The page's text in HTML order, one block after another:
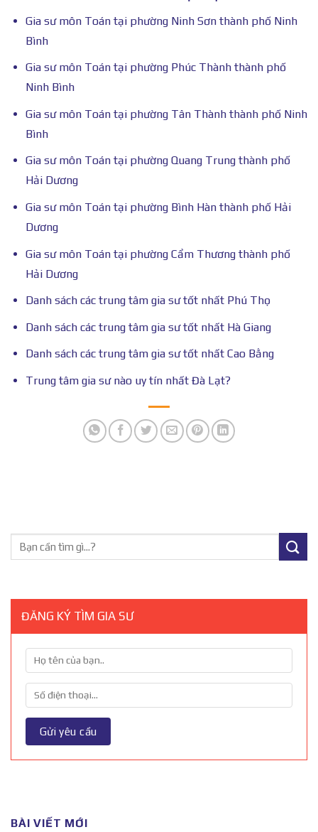
Gia sư môn Toán tại phường Ninh Sơn thành phố Ninh
Bình
Gia sư môn Toán tại phường Phúc Thành thành phố
Ninh Bình
Gia sư môn Toán tại phường Tân Thành thành phố Ninh
Bình
Gia sư môn Toán tại phường Quang Trung thành phố
Hải Dương
Gia sư môn Toán tại phường Bình Hàn thành phố Hải
Dương
Gia sư môn Toán tại phường Cẩm Thương thành phố
Hải Dương
Danh sách các trung tâm gia sư tốt nhất Phú Thọ
Danh sách các trung tâm gia sư tốt nhất Hà Giang
Danh sách các trung tâm gia sư tốt nhất Cao Bằng
Trung tâm gia sư nào uy tín nhất Đà Lạt?
ĐĂNG KÝ TÌM GIA SƯ
BÀI VIẾT MỚI